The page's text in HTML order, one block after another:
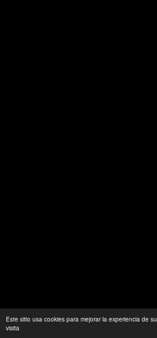
Este sitio usa cookies para mejorar la experiencia de su
visita